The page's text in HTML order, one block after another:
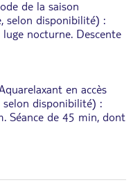
de la saison
selon disponibilité) :
nocturne. Descente
en accès
selon disponibilité) :
Séance de 45 min, dont